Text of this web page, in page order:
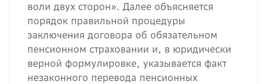
воли двух сторон». Далее объясняется
порядок правильной процедуры
заключения договора об обязательном
пенсионном страховании и, в юридически
верной формулировке, указывается факт
незаконного перевода пенсионных